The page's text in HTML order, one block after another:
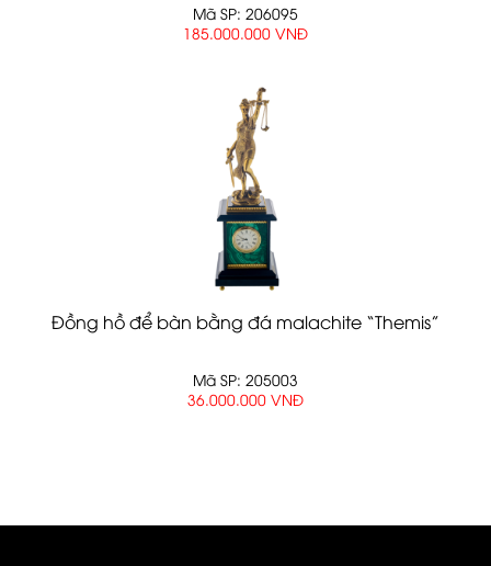
Mã SP: 206095
185.000.000 VNĐ
Đồng hồ để bàn bằng đá malachite “Themis”
Mã SP: 205003
36.000.000 VNĐ